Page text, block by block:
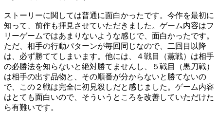
ストーリーに関しては普通に面白かったです。今作を最初に
知って、前作も拝見させていただきました。ゲーム内容はフ
リーゲームではあまりないような感じで、面白かったです。
ただ、相手の行動パターンが毎回同じなので、二回目以降
は、必ず勝ててしまいます。他には、４戦目（薫戦）は相手
の必勝法を知らないと絶対勝てませんし、５戦目（黒刀戦）
は相手の出す品物と、その順番が分からないと勝てないの
で、この２戦は完全に初見殺しだと感じました。ゲーム内容
はとても面白いので、そういうところを改善していただけた
ら有難いです。